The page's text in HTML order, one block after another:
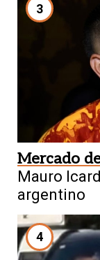
3
Mercado
Mauro
argentino
4